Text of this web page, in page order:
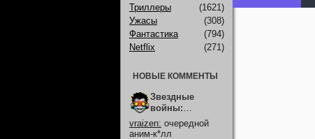
Триллеры
(1621)
Ужасы
(308)
Фантастика
(794)
Netflix
(271)
НОВЫЕ КОММЕНТЫ
Звездные
войны:
Видения.
Девятый
vraizen: очередной
аним-к*лл